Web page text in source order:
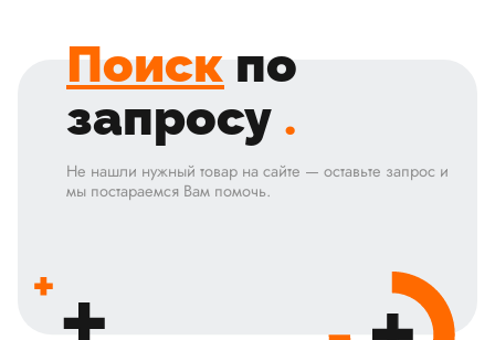
Поиск по
запросу .
Не нашли нужный товар на сайте — оставьте запрос и
мы постараемся Вам помочь.